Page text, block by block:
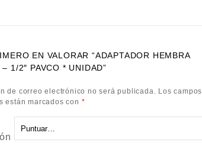
EN VALORAR “ADAPTADOR HEMBRA
1/2″ PAVCO * UNIDAD”
de correo electrónico no será publicada. Los campos
están marcados con *